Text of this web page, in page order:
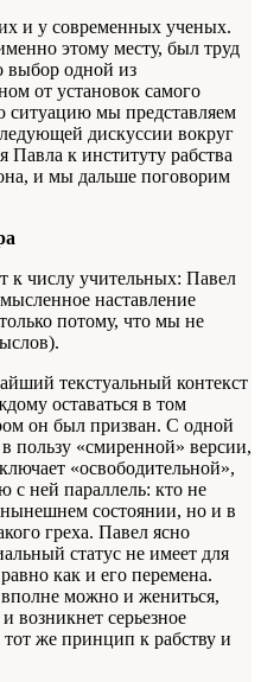
и у современных ученых.
этому месту, был труд
выбор одной из
от установок самого
ситуацию мы представляем
дискуссии вокруг
Павла к институту рабства
и мы дальше поговорим
к числу учительных: Павел
наставление
потому, что мы не
текстуальный контекст
оставаться в том
он был призван. С одной
пользу «смиренной» версии,
«освободительной»,
с ней параллель: кто не
нынешнем состоянии, но и в
греха. Павел ясно
статус не имеет для
как и его перемена.
можно и жениться,
возникнет серьезное
же принцип к рабству и